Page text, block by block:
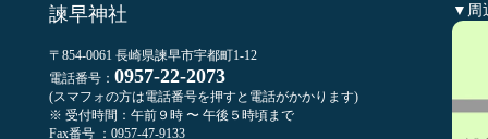
諫早神社
〒854-0061 長崎県諫早市宇都町1-12
電話番号： 0957-22-2073
(スマフォの方は電話番号を押すと電話がかかります)
※ 受付時間：午前９時 〜 午後５時頃まで
Fax番号 ：0957-47-9133
▼周